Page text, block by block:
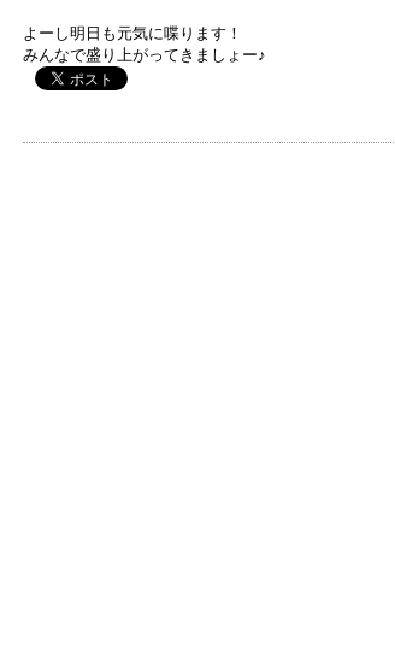
よーし明日も元気に喋ります！
みんなで盛り上がってきましょー♪